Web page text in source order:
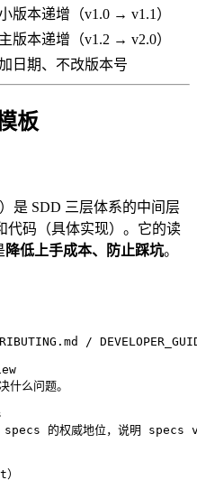
版本递增（v1.0 → v1.1）
主版本递增（v1.2 → v2.0）
日期、不改版本号
板
）是 SDD 三层体系的中间层
码（具体实现）。它的读
降低上手成本、防止踩坑。
/ DEVELOPER
什么问题。
的权威地位，说明 specs